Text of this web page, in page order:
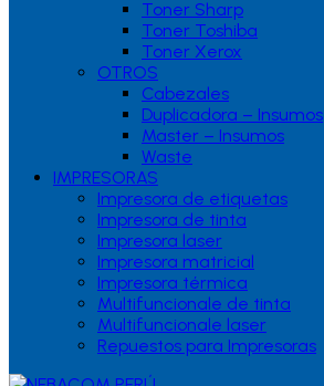
Toner Sharp
Toner Toshiba
Toner Xerox
OTROS
Cabezales
Duplicadora – Insumos
Master – Insumos
Waste
IMPRESORAS
Impresora de etiquetas
Impresora de tinta
Impresora laser
Impresora matricial
Impresora térmica
Multifuncionale de tinta
Multifuncionale laser
Repuestos para Impresoras